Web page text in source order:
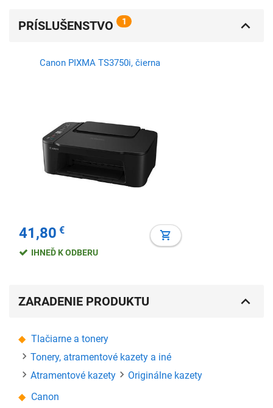
PRÍSLUŠENSTVO 1
Canon PIXMA TS3750i, čierna
41,80 €
IHNEĎ K ODBERU
ZARADENIE PRODUKTU
Tlačiarne a tonery
Tonery, atramentové kazety a iné
Atramentové kazety
Originálne kazety
Canon